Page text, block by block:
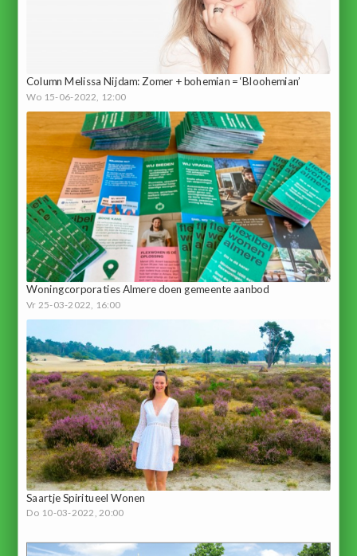
Column Melissa Nijdam: Zomer + bohemian = ‘Bloohemian’
Wo 15-06-2022, 12:00
Woningcorporaties Almere doen gemeente aanbod
Vr 25-03-2022, 16:00
Saartje Spiritueel Wonen
Do 10-03-2022, 20:00